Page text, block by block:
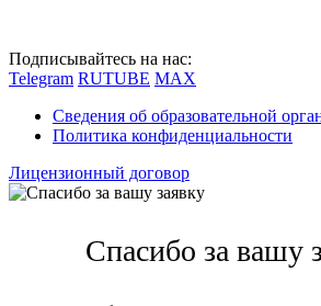
Подписывайтесь на нас:
Telegram RUTUBE MAX
Сведения об образовательной
Политика конфиденциальности
Лицензионный договор
Спасибо за вашу